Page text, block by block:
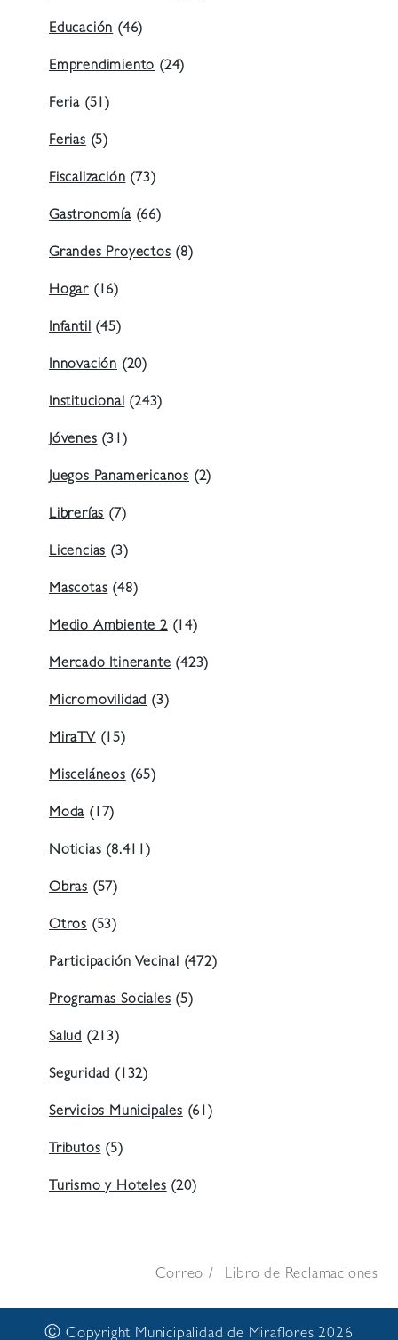
Educación (46)
Emprendimiento (24)
Feria (51)
Ferias (5)
Fiscalización (73)
Gastronomía(66)
Grandes Proyectos (8)
Hogar (16)
Infantil (45)
Innovación (20)
Institucional (243)
Jóvenes (31)
Juegos Panamericanos (2)
Librerías (7)
Licencias (3)
Mascotas (48)
Medio Ambiente 2(14)
Mercado Itinerante (423)
Micromovilidad (3)
MiraTV (15)
Misceláneos (65)
Moda (17)
Noticias (8.411)
Obras (57)
Otros (53)
Participación Vecinal (472)
Programas Sociales (5)
Salud (213)
Seguridad (132)
Servicios Municipales (61)
Tributos (5)
Turismo y Hoteles (20)
Correo Libro de Reclamaciones
© Copyright Municipalidad de Miraflores 2026